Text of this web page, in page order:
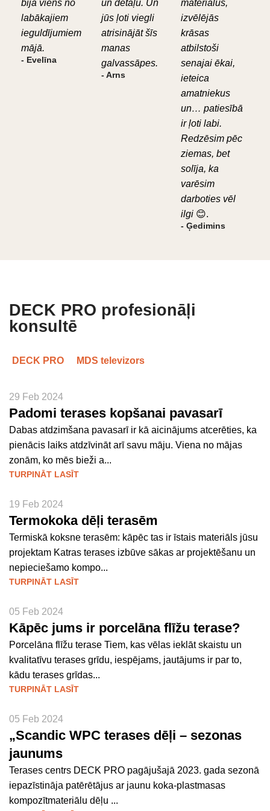
bija viens no
labākajiem
ieguldījumiem
mājā.
- Evelīna
un detaļu. Un
jūs ļoti viegli
atrisinājāt šīs
manas
galvassāpes.
- Arns
materiālus,
izvēlējās
krāsas
atbilstoši
senajai ēkai,
ieteica
amatniekus
un… patiesībā
ir ļoti labi.
Redzēsim pēc
ziemas, bet
solīja, ka
varēsim
darboties vēl
ilgi 😊.
- Ģedimins
DECK PRO profesionāļi
konsultē
DECK PRO MDS televizors
29 Feb 2024
Padomi terases kopšanai pavasarī
Dabas atdzimšana pavasarī ir kā aicinājums atcerēties, ka
pienācis laiks atdzīvināt arī savu māju. Viena no mājas
zonām, ko mēs bieži a...
TURPINĀT LASĪT
19 Feb 2024
Termokoka dēļi terasēm
Termiskā koksne terasēm: kāpēc tas ir īstais materiāls jūsu
projektam Katras terases izbūve sākas ar projektēšanu un
nepieciešamo kompo...
TURPINĀT LASĪT
05 Feb 2024
Kāpēc jums ir porcelāna flīžu terase?
Porcelāna flīžu terase Tiem, kas vēlas ieklāt skaistu un
kvalitatīvu terases grīdu, iespējams, jautājums ir par to,
kādu terases grīdas...
TURPINĀT LASĪT
05 Feb 2024
„Scandic WPC terases dēļi – sezonas
jaunums
Terases centrs DECK PRO pagājušajā 2023. gada sezonā
iepazīstināja patērētājus ar jaunu koka-plastmasas
kompozītmateriālu dēļu ...